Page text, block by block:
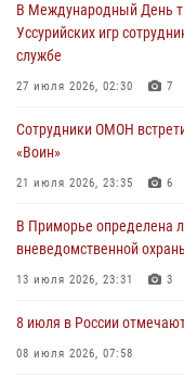
ходом
28 июля 2026, 10:29
Росгвардейцы в
28 июля 2026, 05:39
В Международный День
службе
В Международный День
Уссурийских игр
службе
27 июля 2026, 02:30 7
Сотрудники ОМОН
«Воин»
21 июля 2026, 23:35 6
В Приморье определена
вневедомственной
13 июля 2026, 23:31 3
8 июля в России
08 июля 2026, 07:58